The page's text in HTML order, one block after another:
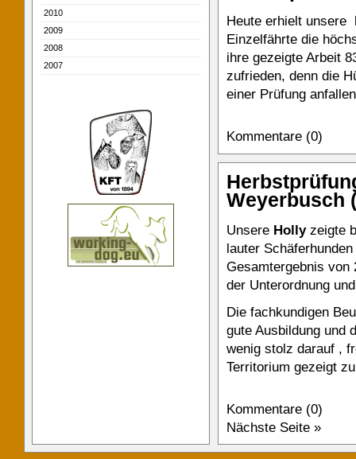
2010
2009
2008
2007
Heute erhielt unsere
Einzelfährte die
ihre gezeigte Arbeit
zufrieden, denn die
einer Prüfung
Kommentare (0)
Weyerbusch
Unsere Hollyzeigte
lauter
Gesamtergebnis von
der Unterordnung
Die fachkundigen
gute Ausbildung und
wenig stolz darauf ,
Territorium gezeigt
Kommentare (0)
Nächste Seite »